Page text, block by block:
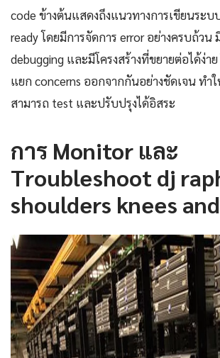
code ข้างต้นแสดงถึงแนวทางการเขียนระ
ready โดยมีการจัดการ error อย่างครบถ้วน
debugging และมีโครงสร้างที่ขยายต่อได้ง่า
แยก concerns ออกจากกันอย่างชัดเจน ทำ
สามารถ test และปรับปรุงได้อิสระ
การ Monitor และ
Troubleshoot dj
shoulders knees